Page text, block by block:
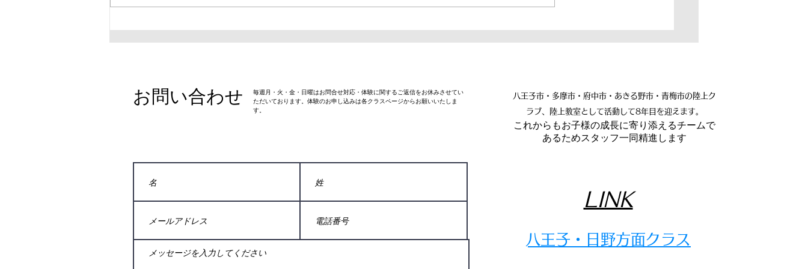
更〜 ・土曜府中各クラス 14時30
きます。 昨今の暑さの状況を懸
念して、15時クラスのみとさせ
ていただきます。 上柚木公園陸
にとっても良い経験になったかと
埼玉瑛太選手がテレビ番組
【ストロングポイント
お問い合わせ
​毎週月・火・金・日曜はお問合せ対応・体験に関するご返信をお休みさせてい
ただいております。体験のお申し込みは各クラスページからお願いいたしま
す。
八王子市・多摩市・府中市・あきる野市・青梅市の陸上ク
ラブ、陸上教室として活動して8年目を迎えます。
​これからもお子様の成長に寄り添えるチームで
あるためスタッフ一同精進します
LINK
​八王子・日野方面クラス